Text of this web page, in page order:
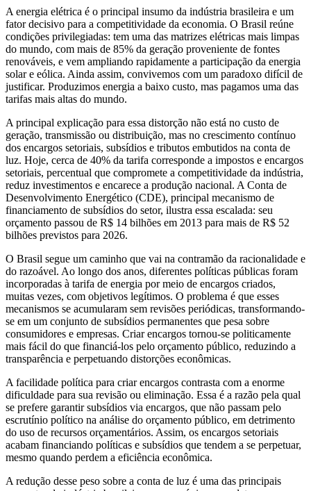
A energia elétrica é o principal insumo da indústria brasileira e um
fator decisivo para a competitividade da economia. O Brasil reúne
condições privilegiadas: tem uma das matrizes elétricas mais limpas
do mundo, com mais de 85% da geração proveniente de fontes
renováveis, e vem ampliando rapidamente a participação da energia
solar e eólica. Ainda assim, convivemos com um paradoxo difícil de
justificar. Produzimos energia a baixo custo, mas pagamos uma das
tarifas mais altas do mundo.
A principal explicação para essa distorção não está no custo de
geração, transmissão ou distribuição, mas no crescimento contínuo
dos encargos setoriais, subsídios e tributos embutidos na conta de
luz. Hoje, cerca de 40% da tarifa corresponde a impostos e encargos
setoriais, percentual que compromete a competitividade da indústria,
reduz investimentos e encarece a produção nacional. A Conta de
Desenvolvimento Energético (CDE), principal mecanismo de
financiamento de subsídios do setor, ilustra essa escalada: seu
orçamento passou de R$ 14 bilhões em 2013 para mais de R$ 52
bilhões previstos para 2026.
O Brasil segue um caminho que vai na contramão da racionalidade e
do razoável. Ao longo dos anos, diferentes políticas públicas foram
incorporadas à tarifa de energia por meio de encargos criados,
muitas vezes, com objetivos legítimos. O problema é que esses
mecanismos se acumularam sem revisões periódicas, transformando-
se em um conjunto de subsídios permanentes que pesa sobre
consumidores e empresas. Criar encargos tornou-se politicamente
mais fácil do que financiá-los pelo orçamento público, reduzindo a
transparência e perpetuando distorções econômicas.
A facilidade política para criar encargos contrasta com a enorme
dificuldade para sua revisão ou eliminação. Essa é a razão pela qual
se prefere garantir subsídios via encargos, que não passam pelo
escrutínio político na análise do orçamento público, em detrimento
do uso de recursos orçamentários. Assim, os encargos setoriais
acabam financiando políticas e subsídios que tendem a se perpetuar,
mesmo quando perdem a eficiência econômica.
A redução desse peso sobre a conta de luz é uma das principais